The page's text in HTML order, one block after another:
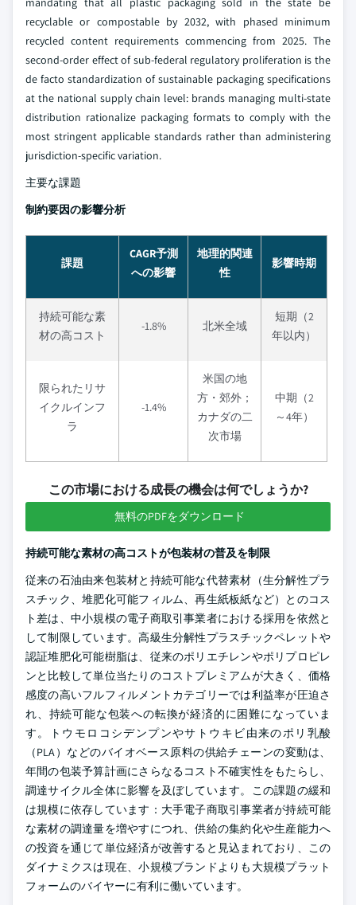
recyclable or compostable by 2032, with phased minimum
recycled content requirements commencing from 2025. The
second-order effect of sub-federal regulatory proliferation is the
de facto standardization of sustainable packaging specifications
at the national supply chain level: brands managing multi-state
distribution rationalize packaging formats to comply with the
most stringent applicable standards rather than administering
jurisdiction-specific variation.
主要な課題
制約要因の影響分析
課題
CAGR予測
への影響
地理的関連
性
影響時期
持続可能な素
材の高コスト
-1.8% 北米全域
短期（2
年以内）
限られたリサ
イクルインフ
ラ
-1.4%
米国の地
方・郊外；
カナダの二
次市場
中期（2
～4年）
この市場における成長の機会は何でしょうか?
無料のPDFをダウンロード
持続可能な素材の高コストが包装材の普及を制限
従来の石油由来包装材と持続可能な代替素材（生分解性プラ
スチック、堆肥化可能フィルム、再生紙板紙など）とのコス
ト差は、中小規模の電子商取引事業者における採用を依然と
して制限しています。高級生分解性プラスチックペレットや
認証堆肥化可能樹脂は、従来のポリエチレンやポリプロピレ
ンと比較して単位当たりのコストプレミアムが大きく、価格
感度の高いフルフィルメントカテゴリーでは利益率が圧迫さ
れ、持続可能な包装への転換が経済的に困難になっていま
す。トウモロコシデンプンやサトウキビ由来のポリ乳酸
（PLA）などのバイオベース原料の供給チェーンの変動は、
年間の包装予算計画にさらなるコスト不確実性をもたらし、
調達サイクル全体に影響を及ぼしています。この課題の緩和
は規模に依存しています：大手電子商取引事業者が持続可能
な素材の調達量を増やすにつれ、供給の集約化や生産能力へ
の投資を通じて単位経済が改善すると見込まれており、この
ダイナミクスは現在、小規模ブランドよりも大規模プラット
フォームのバイヤーに有利に働いています。